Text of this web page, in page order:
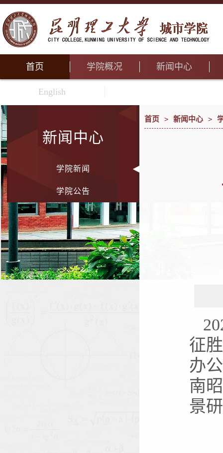
首页 学院概况 新闻中心
English
新闻中心
学院新闻
学院公告
首页 > 新闻中心 >
征
办
南
景